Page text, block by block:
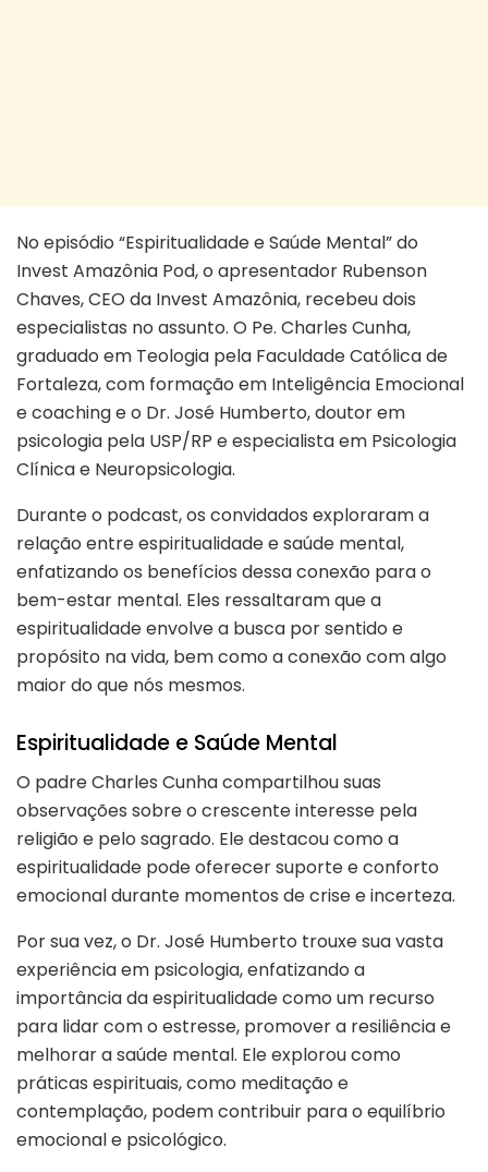
No episódio “Espiritualidade e Saúde Mental” do
Invest Amazônia Pod, o apresentador Rubenson
Chaves, CEO da Invest Amazônia, recebeu dois
especialistas no assunto. O Pe. Charles Cunha,
graduado em Teologia pela Faculdade Católica de
Fortaleza, com formação em Inteligência Emocional
e coaching e o Dr. José Humberto, doutor em
psicologia pela USP/RP e especialista em Psicologia
Clínica e Neuropsicologia.
Durante o podcast, os convidados exploraram a
relação entre espiritualidade e saúde mental,
enfatizando os benefícios dessa conexão para o
bem-estar mental. Eles ressaltaram que a
espiritualidade envolve a busca por sentido e
propósito na vida, bem como a conexão com algo
maior do que nós mesmos.
Espiritualidade e Saúde Mental
O padre Charles Cunha compartilhou suas
observações sobre o crescente interesse pela
religião e pelo sagrado. Ele destacou como a
espiritualidade pode oferecer suporte e conforto
emocional durante momentos de crise e incerteza.
Por sua vez, o Dr. José Humberto trouxe sua vasta
experiência em psicologia, enfatizando a
importância da espiritualidade como um recurso
para lidar com o estresse, promover a resiliência e
melhorar a saúde mental. Ele explorou como
práticas espirituais, como meditação e
contemplação, podem contribuir para o equilíbrio
emocional e psicológico.